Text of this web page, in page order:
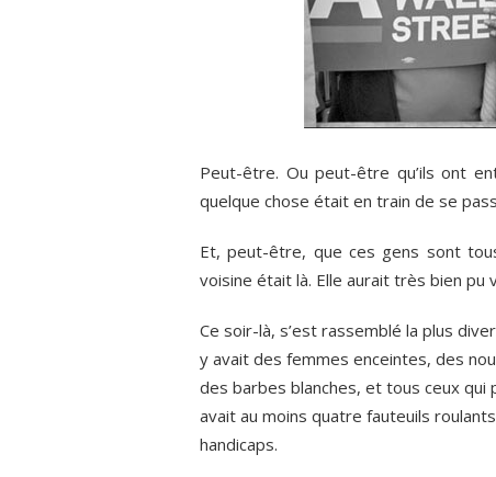
Peut-être. Ou peut-être qu’ils ont
quelque chose était en train de se
Et, peut-être, que ces gens sont
voisine était là. Elle aurait très bien pu
Ce soir-là, s’est rassemblé la plus
y avait des femmes enceintes, des
des barbes blanches, et tous ceux
avait au moins quatre fauteuils
handicaps.